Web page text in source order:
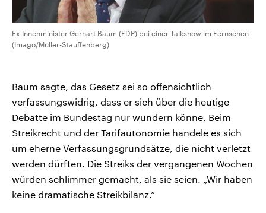
Ex-Innenminister Gerhart Baum (FDP) bei einer Talkshow im Fernsehen
(Imago/Müller-Stauffenberg)
Baum sagte, das Gesetz sei so offensichtlich
verfassungswidrig, dass er sich über die heutige
Debatte im Bundestag nur wundern könne. Beim
Streikrecht und der Tarifautonomie handele es sich
um eherne Verfassungsgrundsätze, die nicht verletzt
werden dürften. Die Streiks der vergangenen Wochen
würden schlimmer gemacht, als sie seien. „Wir haben
keine dramatische Streikbilanz.“